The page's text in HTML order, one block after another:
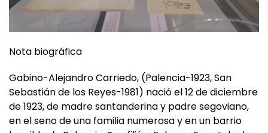
Nota biográfica
Gabino-Alejandro Carriedo, (Palencia-1923, San
Sebastián de los Reyes-1981) nació el 12 de diciembre
de 1923, de madre santanderina y padre segoviano,
en el seno de una familia numerosa y en un barrio